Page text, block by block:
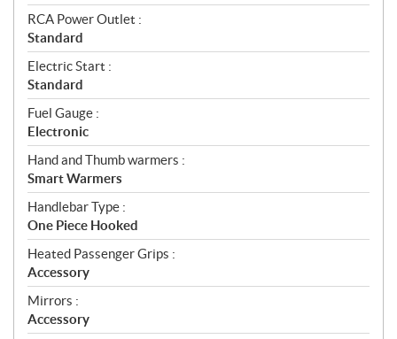
RCA Power Outlet :
Standard
Electric Start :
Standard
Fuel Gauge :
Electronic
Hand and Thumb warmers :
Smart Warmers
Handlebar Type :
One Piece Hooked
Heated Passenger Grips :
Accessory
Mirrors :
Accessory